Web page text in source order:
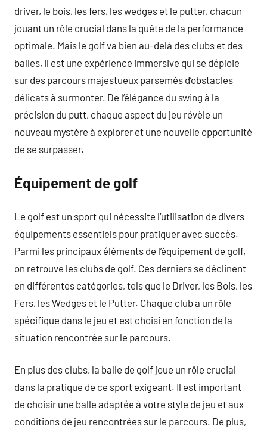
driver, le bois, les fers, les wedges et le putter, chacun
jouant un rôle crucial dans la quête de la performance
optimale. Mais le golf va bien au-delà des clubs et des
balles, il est une expérience immersive qui se déploie
sur des parcours majestueux parsemés d’obstacles
délicats à surmonter. De l’élégance du swing à la
précision du putt, chaque aspect du jeu révèle un
nouveau mystère à explorer et une nouvelle opportunité
de se surpasser.
Équipement de golf
Le golf est un sport qui nécessite l’utilisation de divers
équipements essentiels pour pratiquer avec succès.
Parmi les principaux éléments de l’équipement de golf,
on retrouve les clubs de golf. Ces derniers se déclinent
en différentes catégories, tels que le Driver, les Bois, les
Fers, les Wedges et le Putter. Chaque club a un rôle
spécifique dans le jeu et est choisi en fonction de la
situation rencontrée sur le parcours.
En plus des clubs, la balle de golf joue un rôle crucial
dans la pratique de ce sport exigeant. Il est important
de choisir une balle adaptée à votre style de jeu et aux
conditions de jeu rencontrées sur le parcours. De plus,